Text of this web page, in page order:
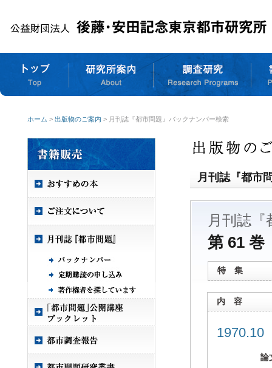
ホーム > 出版物のご案内 > 月刊誌『都市問題』バックナンバー検索
月刊誌『都市
月刊誌『
第 61
特 集
内 容
論